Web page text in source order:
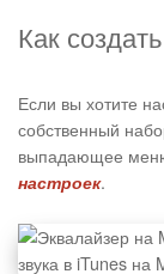
Как
Если вы хотите
собственный
выпадающее
настроек.